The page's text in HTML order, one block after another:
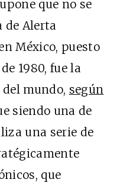
que no se
de Alerta
México, puesto
1980, fue la
mundo, según
siendo una de
una serie de
que